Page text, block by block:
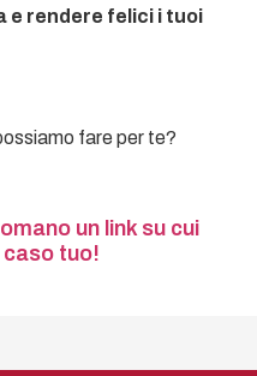
e rendere felici i tuoi
fare per te?
un link su cui
tuo!